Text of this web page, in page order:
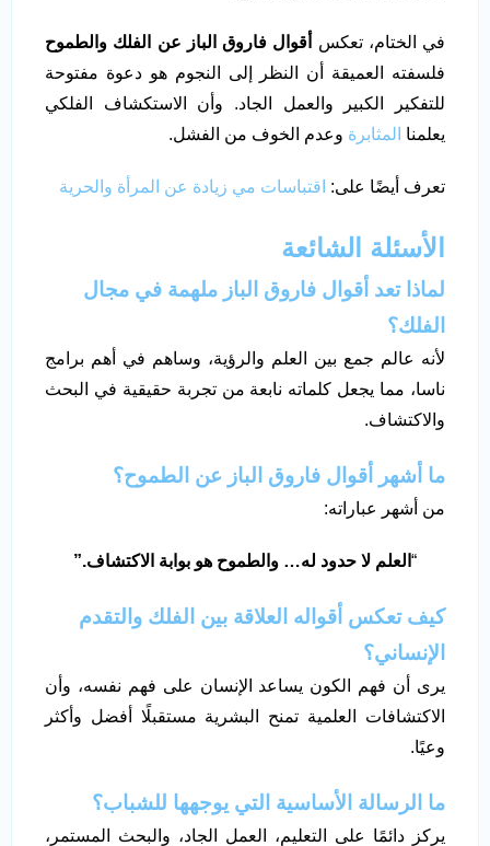
في الختام، تعكس
أقوال فاروق الباز عن الفلك والطموح
فلسفته العميقة أن النظر إلى النجوم هو دعوة مفتوحة
للتفكير الكبير والعمل الجاد. وأن الاستكشاف الفلكي
يعلمنا المثابرة وعدم الخوف من الفشل.
تعرف أيضًا على: اقتباسات مي زيادة عن المرأة والحرية
الأسئلة الشائعة
لماذا تعد أقوال فاروق الباز ملهمة في مجال
الفلك؟
لأنه عالم جمع بين العلم والرؤية، وساهم في أهم برامج
ناسا، مما يجعل كلماته نابعة من تجربة حقيقية في البحث
والاكتشاف.
ما أشهر أقوال فاروق الباز عن الطموح؟
من أشهر عباراته:
“ العلم لا حدود له… والطموح هو بوابة الاكتشاف.”
كيف تعكس أقواله العلاقة بين الفلك والتقدم
الإنساني؟
يرى أن فهم الكون يساعد الإنسان على فهم نفسه، وأن
الاكتشافات العلمية تمنح البشرية مستقبلًا أفضل وأكثر
وعيًا.
ما الرسالة الأساسية التي يوجهها للشباب؟
يركز دائمًا على التعليم، العمل الجاد، والبحث المستمر،